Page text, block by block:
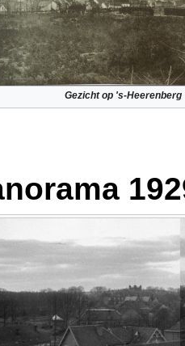
Gezicht op 's-Heerenberg